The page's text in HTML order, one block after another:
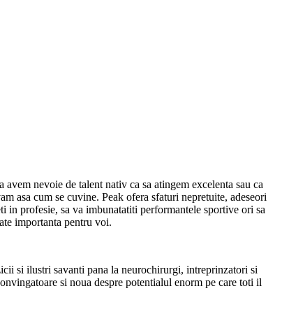
nevoie de talent nativ ca sa atingem excelenta sau ca
asa cum se cuvine. Peak ofera sfaturi nepretuite, adeseori
in profesie, sa va imbunatatiti performantele sportive ori sa
importanta pentru voi.
si ilustri savanti pana la neurochirurgi, intreprinzatori si
si noua despre potentialul enorm pe care toti il